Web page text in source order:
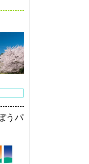
うパ